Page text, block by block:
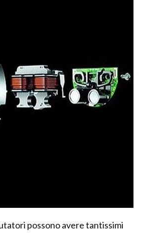
possono avere tantissimi